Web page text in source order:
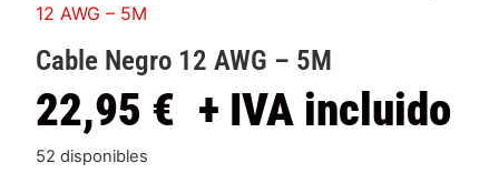
12 AWG – 5M
Cable Negro 12 AWG – 5M
22,95 € + IVA incluido
52 disponibles